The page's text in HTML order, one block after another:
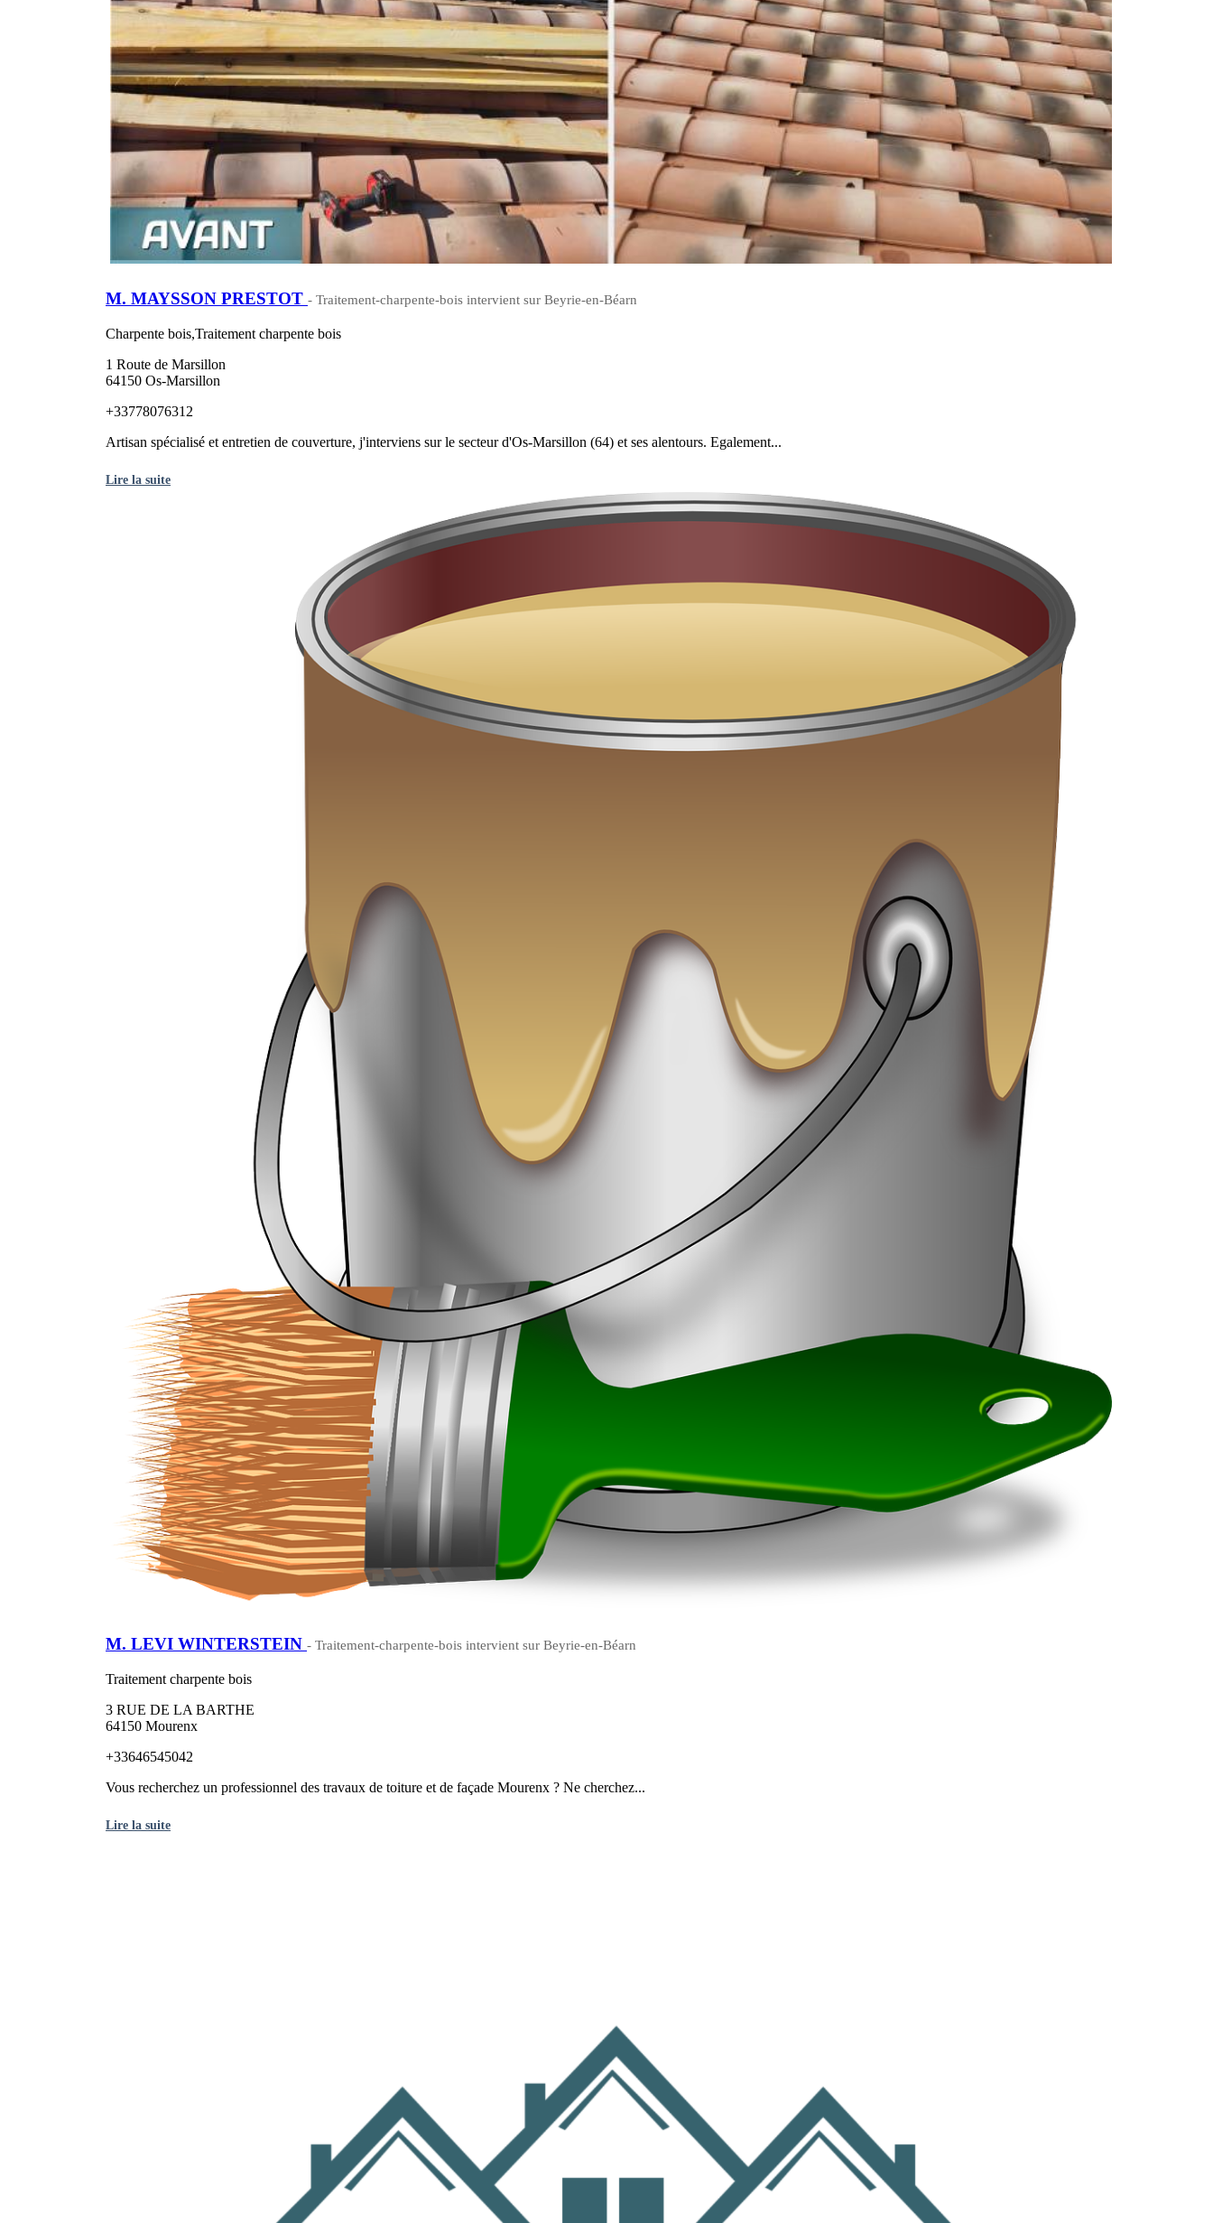
M. MAYSSON PRESTOT - Traitement-charpente-bois intervient sur Beyrie-en-Béarn
Charpente bois,Traitement charpente bois
1 Route de Marsillon
64150 Os-Marsillon
+33778076312
Artisan spécialisé et entretien de couverture, j'interviens sur le secteur d'Os-Marsillon (64) et ses alentours. Egalement...
Lire la suite
M. LEVI WINTERSTEIN - Traitement-charpente-bois intervient sur Beyrie-en-Béarn
Traitement charpente bois
3 RUE DE LA BARTHE
64150 Mourenx
+33646545042
Vous recherchez un professionnel des travaux de toiture et de façade Mourenx ? Ne cherchez...
Lire la suite